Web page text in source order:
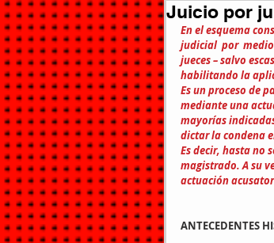
Juicio por
En el esquema
judicial  por
jueces – salvo
habilitando la
Es un proceso de
mediante una
mayorías
dictar la condena
Es decir, hasta no
magistrado. A su
actuación
ANTECEDENTES